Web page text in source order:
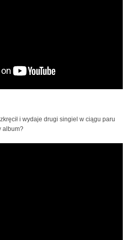
i wydaje drugi singiel w ciągu paru
album?